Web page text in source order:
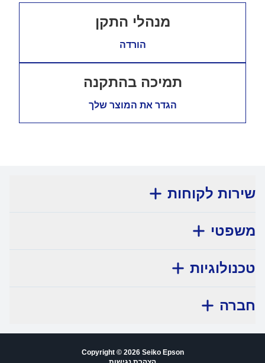
מנהלי התקן
הורדה
תמיכה בהתקנה
הגדר את המוצר שלך
שירות לקוחות
משפטי
טכנולוגיות
חברה
Copyright © 2026 Seiko Epson